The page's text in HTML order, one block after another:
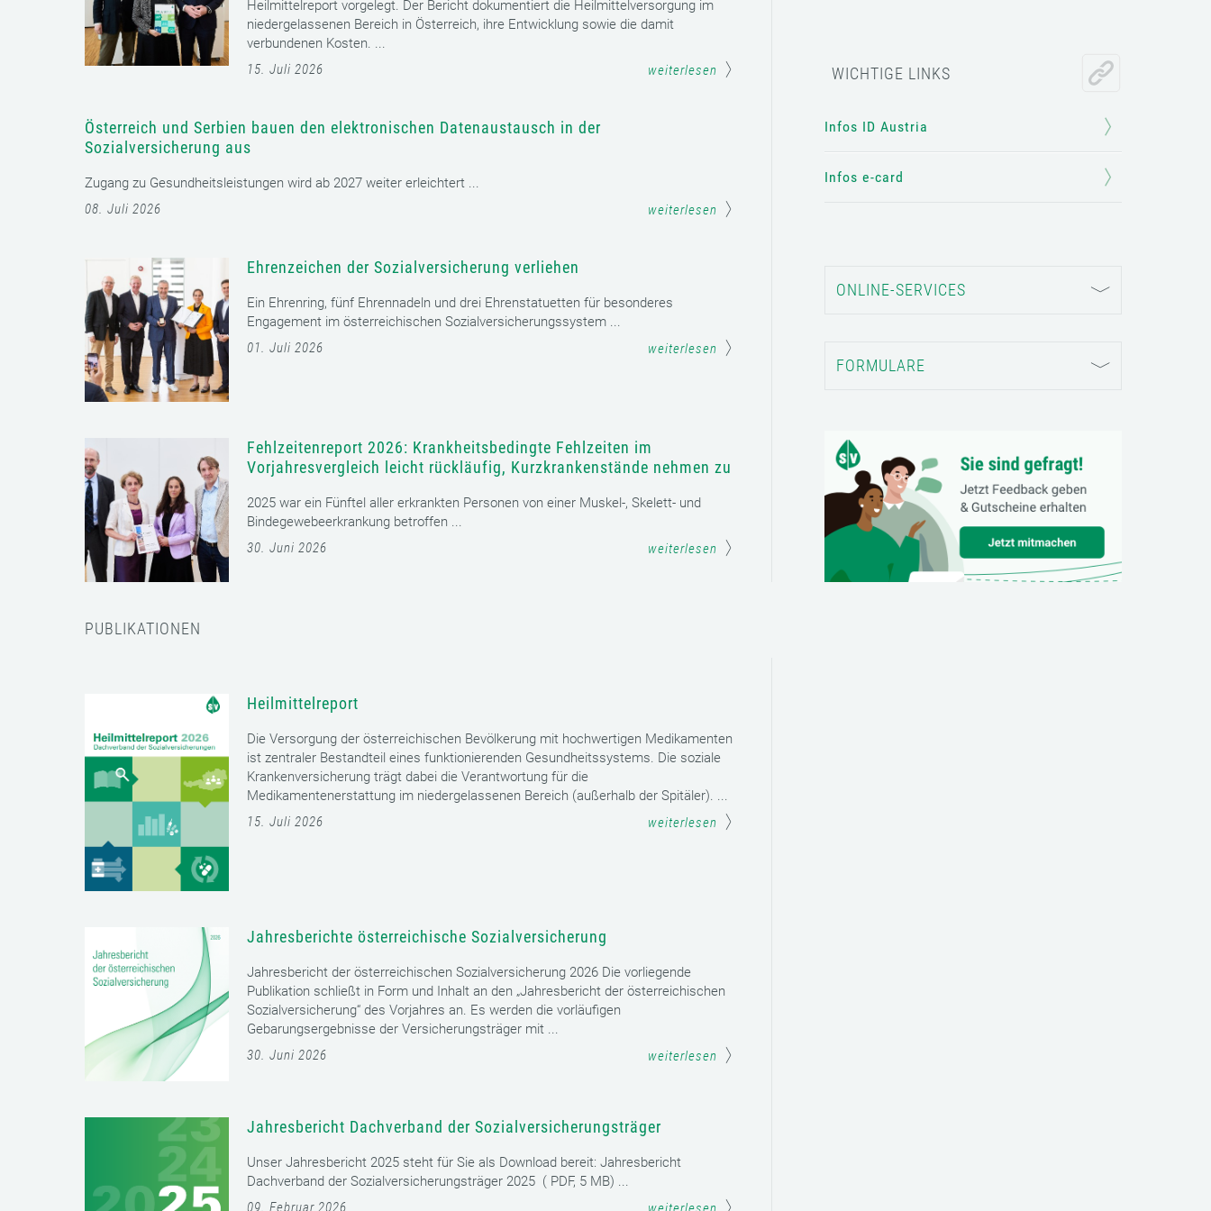
WICHTIGE LINKS
Infos ID Austria
Infos e-card
ONLINE-SERVICES
FORMULARE
Heilmittelreport vorgelegt. Der Bericht dokumentiert die Heilmittelversorgung im
niedergelassenen Bereich in Österreich, ihre Entwicklung sowie die damit
verbundenen Kosten. ...
15. Juli 2026
weiterlesen
Österreich und Serbien bauen den elektronischen Datenaustausch in der
Sozialversicherung aus
Zugang zu Gesundheitsleistungen wird ab 2027 weiter erleichtert ...
08. Juli 2026
weiterlesen
Ehrenzeichen der Sozialversicherung verliehen
Ein Ehrenring, fünf Ehrennadeln und drei Ehrenstatuetten für besonderes
Engagement im österreichischen Sozialversicherungssystem ...
01. Juli 2026
weiterlesen
Fehlzeitenreport 2026: Krankheitsbedingte Fehlzeiten im
Vorjahresvergleich leicht rückläufig, Kurzkrankenstände nehmen zu
2025 war ein Fünftel aller erkrankten Personen von einer Muskel-, Skelett- und
Bindegewebeerkrankung betroffen ...
30. Juni 2026
weiterlesen
PUBLIKATIONEN
Heilmittelreport
Die Versorgung der österreichischen Bevölkerung mit hochwertigen Medikamenten
ist zentraler Bestandteil eines funktionierenden Gesundheitssystems. Die soziale
Krankenversicherung trägt dabei die Verantwortung für die
Medikamentenerstattung im niedergelassenen Bereich (außerhalb der Spitäler). ...
15. Juli 2026
weiterlesen
Jahresberichte österreichische Sozialversicherung
Jahresbericht der österreichischen Sozialversicherung 2026 Die vorliegende
Publikation schließt in Form und Inhalt an den „Jahresbericht der österreichischen
Sozialversicherung“ des Vorjahres an. Es werden die vorläufigen
Gebarungsergebnisse der Versicherungsträger mit ...
30. Juni 2026
weiterlesen
Jahresbericht Dachverband der Sozialversicherungsträger
Unser Jahresbericht 2025 steht für Sie als Download bereit: Jahresbericht
Dachverband der Sozialversicherungsträger 2025 ( PDF, 5 MB) ...
09. Februar 2026